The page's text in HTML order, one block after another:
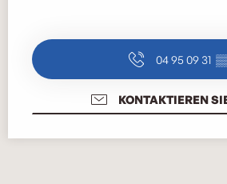
04 95 09 31
KONTAKTIEREN